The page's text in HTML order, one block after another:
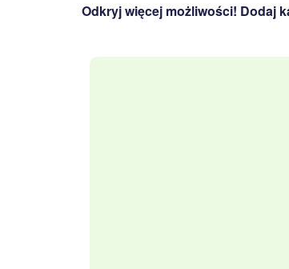
Odkryj więcej możliwości! Dodaj